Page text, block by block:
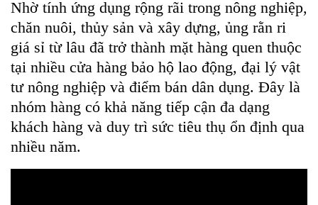
Nhờ tính ứng dụng rộng rãi trong nông nghiệp,
chăn nuôi, thủy sản và xây dựng, ủng rằn ri
giá sỉ từ lâu đã trở thành mặt hàng quen thuộc
tại nhiều cửa hàng bảo hộ lao động, đại lý vật
tư nông nghiệp và điểm bán dân dụng. Đây là
nhóm hàng có khả năng tiếp cận đa dạng
khách hàng và duy trì sức tiêu thụ ổn định qua
nhiều năm.